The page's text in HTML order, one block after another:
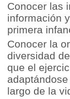
Conocer las
información
primera
Conocer la
diversidad
que el
largo de la